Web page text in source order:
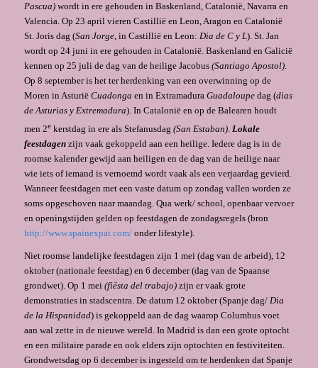
Pascua)wordt in ere gehouden in Baskenland, Catalonië, Navarra en
Valencia. Op 23 april vieren Castillië en Leon, Aragon en Catalonië
St. Joris dag (San Jorge, in Castillië en Leon: Dia de C y L). St. Jan
wordt op 24 juni in ere gehouden in Catalonië. Baskenland en Galicië
kennen op 25 juli de dag van de heilige Jacobus (Santiago Apostol).
Op 8 september is het ter herdenking van een overwinning op de
Moren in Asturië Cuadonga en in Extramadura Guadaloupedag (dias
de Asturias y Extremadura). In Catalonië en op de Balearen houdt
men 2ekerstdag in ere als Stefanusdag (San Estaban). Lokale
feestdagenzijn vaak gekoppeld aan een heilige. Iedere dag is in de
roomse kalender gewijd aan heiligen en de dag van de heilige naar
wie iets of iemand is vernoemd wordt vaak als een verjaardag gevierd.
Wanneer feestdagen met een vaste datum op zondag vallen worden ze
soms opgeschoven naar maandag. Qua werk/ school, openbaar vervoer
en openingstijden gelden op feestdagen de zondagsregels (bron
http://www.spainexpat.com/onder lifestyle).
Niet roomse landelijke feestdagen zijn 1 mei (dag van de arbeid), 12
oktober (nationale feestdag) en 6 december (dag van de Spaanse
grondwet). Op 1 mei (fiësta del trabajo)zijn er vaak grote
demonstraties in stadscentra. De datum 12 oktober (Spanje dag/ Dia
de la Hispanidad) is gekoppeld aan de dag waarop Columbus voet
aan wal zette in de nieuwe wereld. In Madrid is dan een grote optocht
en een militaire parade en ook elders zijn optochten en festiviteiten.
Grondwetsdag op 6 december is ingesteld om te herdenken dat Spanje